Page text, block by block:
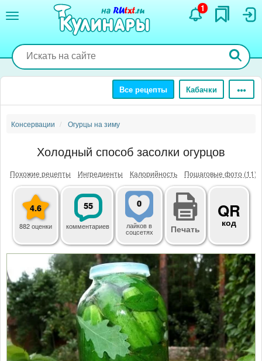
содержанию
1
Все рецепты Кабачки
Консервации Огурцы на зиму
Холодный способ засолки огурцов
Похожие рецепты Ингредиенты Калорийность Пошаговые фото (11)
4.6
882 оценки
55
комментариев
0
лайковв
соцсетях Печать
QR
код